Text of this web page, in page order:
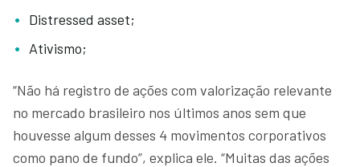
Distressed asset;
Ativismo;
“Não há registro de ações com valorização relevante
no mercado brasileiro nos últimos anos sem que
houvesse algum desses 4 movimentos corporativos
como pano de fundo”, explica ele. “Muitas das ações